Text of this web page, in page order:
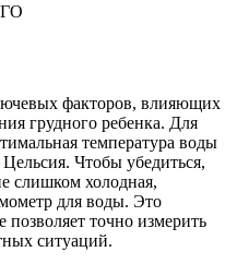
факторов, влияющих
грудного ребенка. Для
температура воды
Цельсия. Чтобы убедиться,
слишком холодная,
для воды. Это
позволяет точно измерить
ситуаций.